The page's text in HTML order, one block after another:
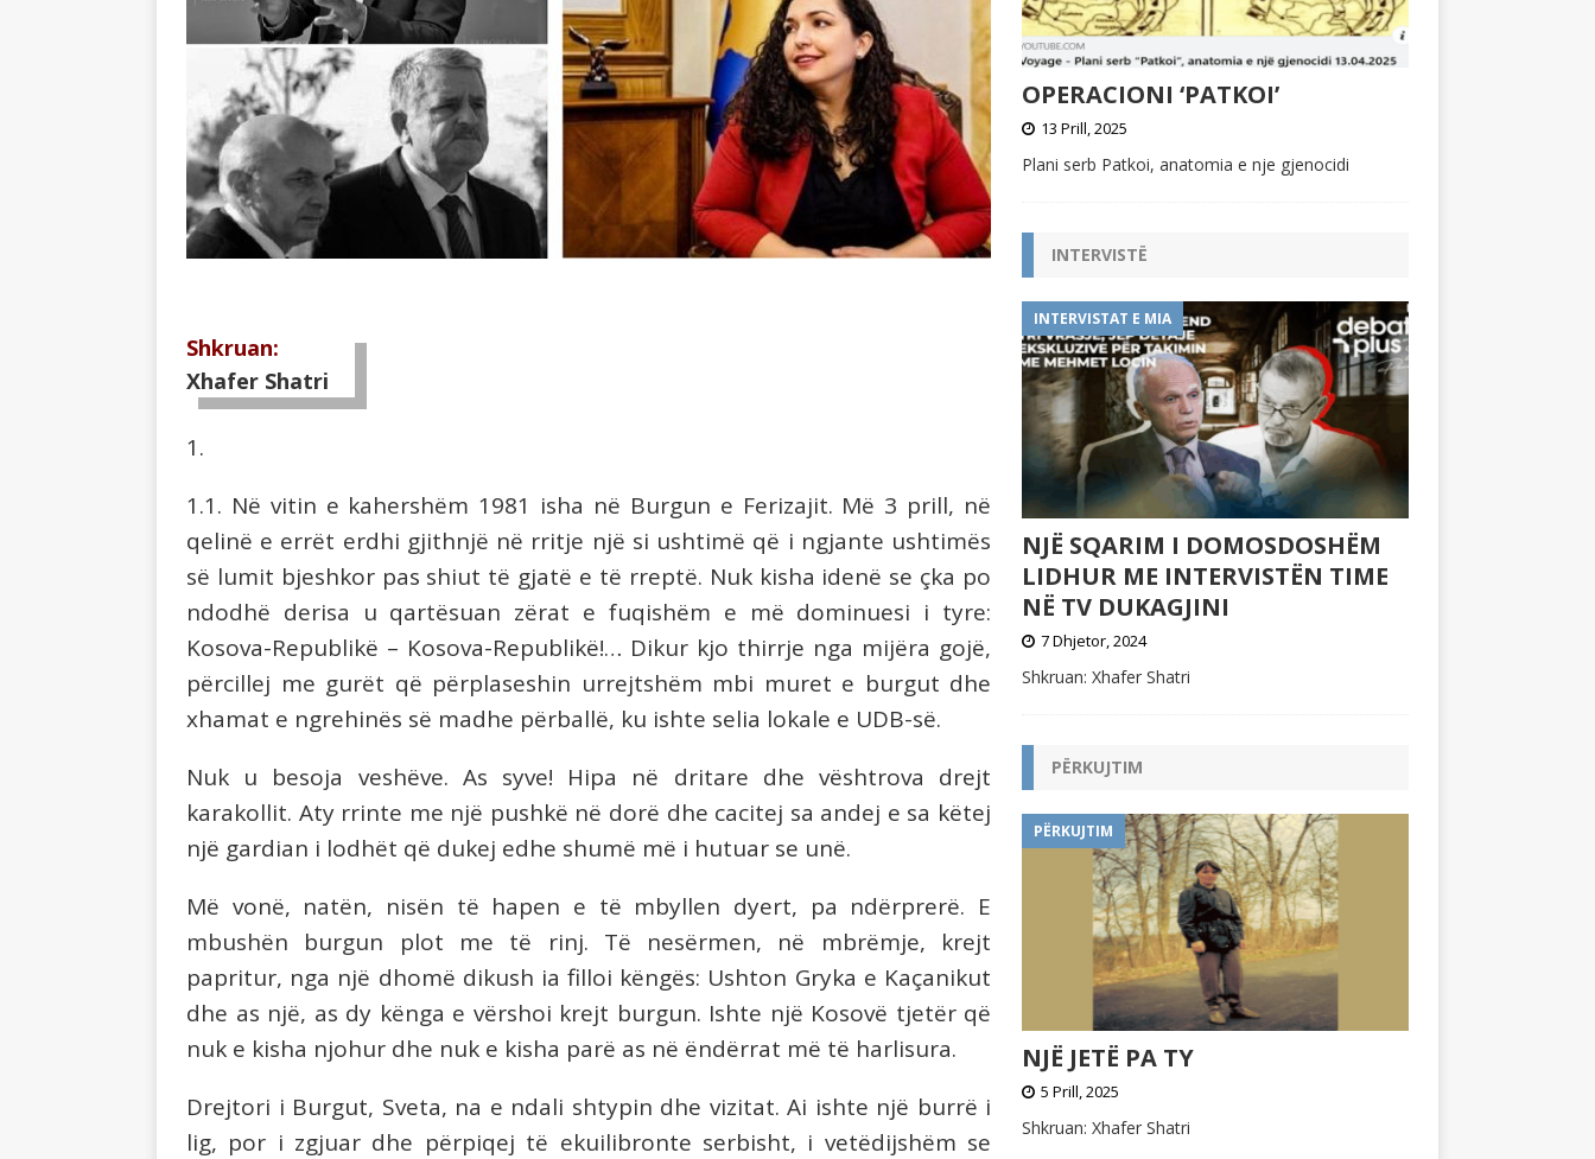
Shkruan:
Xhafer Shatri
1.
1.1. Në vitin e kahershëm 1981 isha në Burgun e Ferizajit. Më 3 prill, në
qelinë e errët erdhi gjithnjë në rritje një si ushtimë që i ngjante ushtimës
së lumit bjeshkor pas shiut të gjatë e të rreptë. Nuk kisha idenë se çka po
ndodhë derisa u qartësuan zërat e fuqishëm e më dominuesi i tyre:
Kosova-Republikë – Kosova-Republikë!… Dikur kjo thirrje nga mijëra gojë,
përcillej me gurët që përplaseshin urrejtshëm mbi muret e burgut dhe
xhamat e ngrehinës së madhe përballë, ku ishte selia lokale e UDB-së.
Nuk u besoja veshëve. As syve! Hipa
në dritare dhe vështrova drejt
karakollit. Aty rrinte me një pushkë në dorë dhe cacitej sa andej e sa këtej
një gardian i lodhët që dukej edhe shumë më i hutuar se unë.
Më vonë, natën, nisën të hapen e të mbyllen dyert, pa ndërprerë. E
mbushën burgun plot me të rinj. Të nesërmen, në mbrëmje, krejt
papritur, nga një dhomë dikush ia filloi këngës: Ushton Gryka e Kaçanikut
dhe as një, as dy kënga e vërshoi krejt burgun. Ishte një Kosovë tjetër që
nuk e kisha njohur dhe nuk e kisha parë as në ëndërrat më të harlisura.
Drejtori i Burgut, Sveta, na e ndali shtypin dhe vizitat. Ai ishte një burrë i
lig, por i zgjuar dhe përpiqej të ekuilibronte serbisht, i vetëdijshëm se
OPERACIONI ‘PATKOI’
13 Prill, 2025
Plani serb Patkoi, anatomia e nje gjenocidi
INTERVISTË
INTERVISTAT E MIA
NJË SQARIM I DOMOSDOSHËM
LIDHUR ME INTERVISTËN TIME
NË TV DUKAGJINI
7 Dhjetor, 2024
Shkruan: Xhafer Shatri
PËRKUJTIM
PËRKUJTIM
NJË JETË PA TY
5 Prill, 2025
Shkruan: Xhafer Shatri